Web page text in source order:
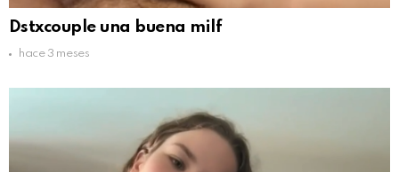
Dstxcouple una buena milf
hace 3 meses